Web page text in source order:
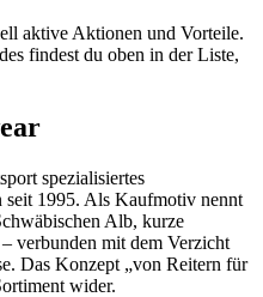
aktive Aktionen und Vorteile.
findest du oben in der Liste,
spezialisiertes
seit 1995. Als Kaufmotiv nennt
Alb, kurze
verbunden mit dem Verzicht
Das Konzept „von Reitern für
wider.